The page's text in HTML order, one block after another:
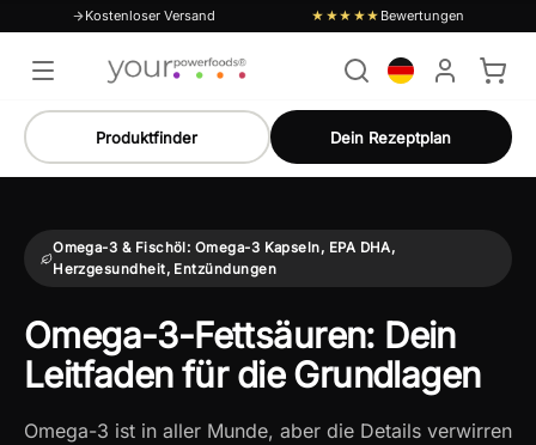
Kostenloser Versand ★★★★★ Bewertungen
Produktfinder Dein Rezeptplan
Omega-3 & Fischöl: Omega-3 Kapseln, EPA DHA,
Herzgesundheit, Entzündungen
Omega-3-Fettsäuren: Dein
Leitfaden für die Grundlagen
Omega-3 ist in aller Munde, aber die Details verwirren